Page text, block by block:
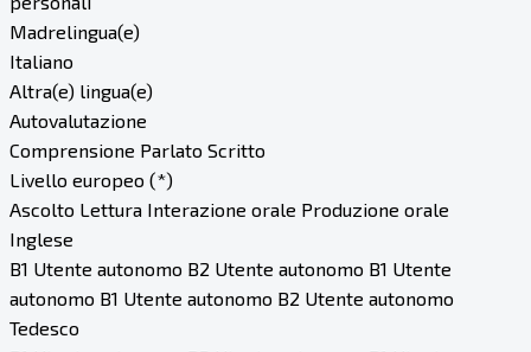
Madrelingua(e)
Italiano
Altra(e) lingua(e)
Autovalutazione
Comprensione Parlato Scritto
Livello europeo (*)
Ascolto Lettura Interazione orale Produzione orale
Inglese
B1 Utente autonomo B2 Utente autonomo B1 Utente
autonomo B1 Utente autonomo B2 Utente autonomo
Tedesco